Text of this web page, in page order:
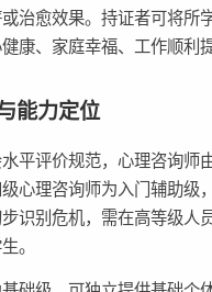
治愈效果。持证者可将所
康、家庭幸福、工作顺利
能力定位
平评价规范，心理咨询师
心理咨询师为入门辅助级
识别危机，需在高等级人
。